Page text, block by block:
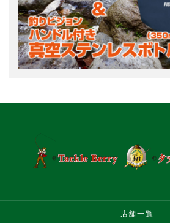
店舗一覧